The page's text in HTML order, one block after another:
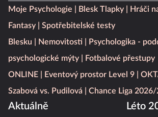
Moje Psychologie Blesk Tlapky Hráči
Fantasy
Spotřebitelské testy
Blesku
Nemovitosti
Psychologika -
psychologické mýty
Fotbalové přestupy
ONLINE
Eventový prostor Level 9
Szabová vs. Pudilová
Chance Liga 2026/
Aktuálně Léto